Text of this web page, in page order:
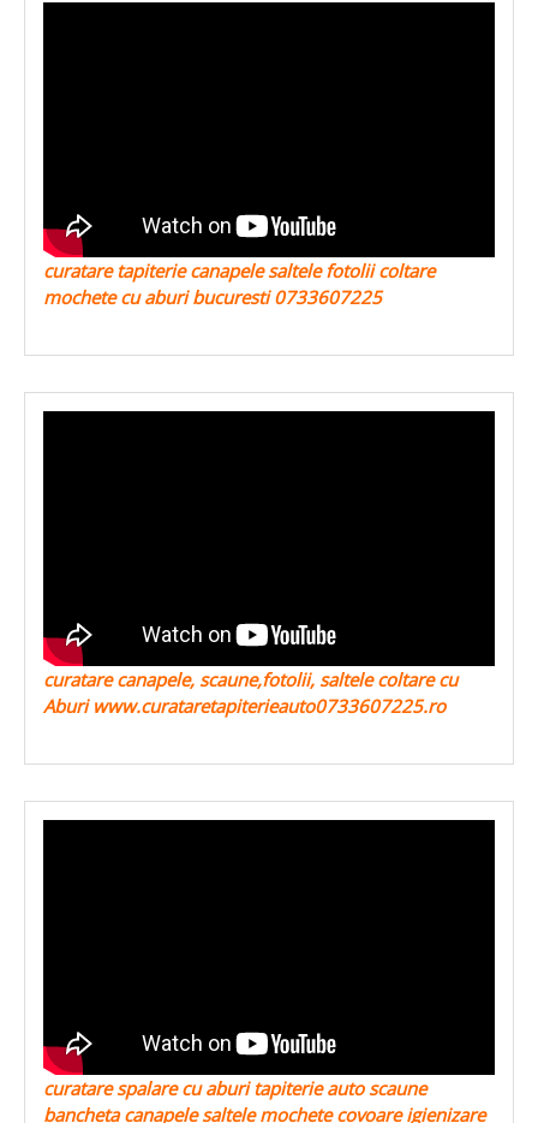
curatare tapiterie canapele saltele fotolii coltare
mochete cu aburi bucuresti 0733607225
curatare canapele, scaune,fotolii, saltele coltare cu
Aburi www.curataretapiterieauto0733607225.ro
curatare spalare cu aburi tapiterie auto scaune
bancheta canapele saltele mochete covoare igienizare